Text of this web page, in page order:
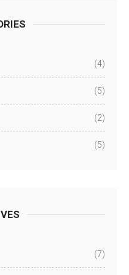
(4)
(5)
(2)
(5)
(7)